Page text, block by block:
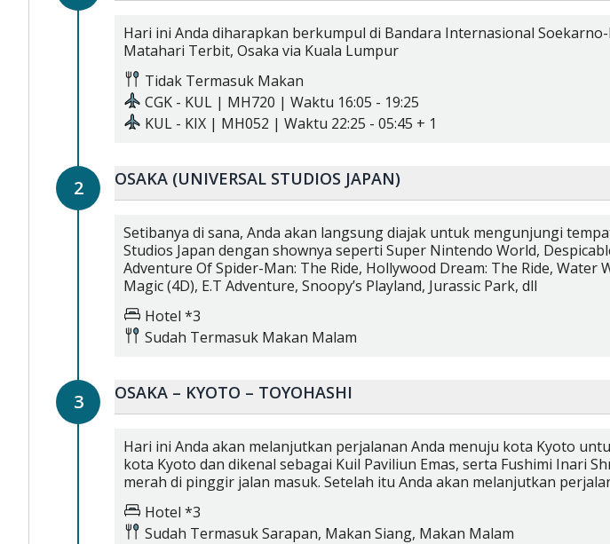
Hari ini Anda diharapkan berkumpul di Bandara Internasional
Matahari Terbit, Osaka via Kuala Lumpur
Tidak Termasuk Makan
CGK - KUL | MH720 | Waktu 16:05 - 19:25
KUL - KIX | MH052 | Waktu 22:25 - 05:45 + 1
2 OSAKA (UNIVERSAL STUDIOS JAPAN)
Setibanya di sana, Anda akan langsung diajak untuk mengunjungi
Studios Japan dengan shownya seperti Super Nintendo World,
Adventure Of Spider-Man: The Ride, Hollywood Dream: The Ride,
Magic (4D), E.T Adventure, Snoopy’s Playland, Jurassic Park, dll
Hotel *3
Sudah Termasuk Makan Malam
3 OSAKA – KYOTO – TOYOHASHI
Hari ini Anda akan melanjutkan perjalanan Anda menuju kota Kyoto
kota Kyoto dan dikenal sebagai Kuil Paviliun Emas, serta Fushimi Inari
merah di pinggir jalan masuk. Setelah itu Anda akan melanjutkan
Hotel *3
Sudah TermasukSarapan, Makan Siang, Makan Malam